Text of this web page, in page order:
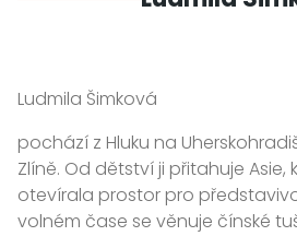
Ludmila Šimková
pochází z Hluku na
Zlíně. Od dětství ji přitahuje Asie,
otevírala prostor pro
volném čase se věnuje čínské